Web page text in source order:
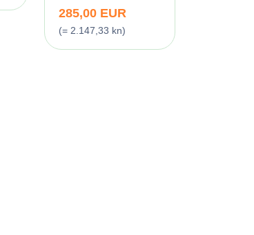
285,00 EUR
(= 2.147,33 kn)